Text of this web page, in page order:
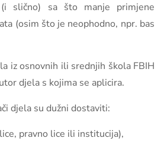
(i slično) sa što manje primjene
(osim što je neophodno, npr. bas
iz osnovnih ili srednjih škola FBIH
djela s kojima se aplicira.
djela su dužni dostaviti:
pravno lice ili institucija),